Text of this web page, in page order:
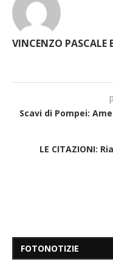
VINCENZO PASCALE
Scavi di Pompei:
LE CITAZIONI:
FOTONOTIZIE